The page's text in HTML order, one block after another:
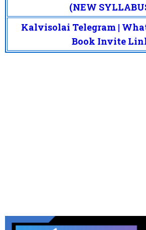
(NEW
Kalvisolai Telegram |
Book Invite